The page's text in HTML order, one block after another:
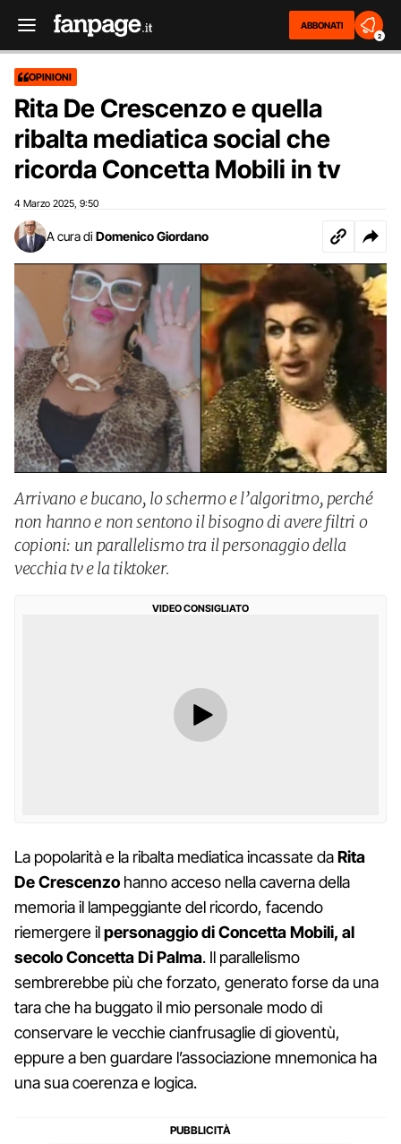
ABBONATI
2
OPINIONI
Rita De Crescenzo e quella
ribalta mediatica social che
ricorda Concetta Mobili in tv
4 Marzo 2025 9:50
A cura di Domenico Giordano
Arrivano e bucano, lo schermo e l’algoritmo, perché
non hanno e non sentono il bisogno di avere filtri o
copioni: un parallelismo tra il personaggio della
vecchia tv e la tiktoker.
VIDEO CONSIGLIATO
La popolarità e la ribalta mediatica incassate daRita
De Crescenzo hanno acceso nella caverna della
memoria il lampeggiante del ricordo, facendo
riemergere ilpersonaggio di Concetta Mobili, al
secolo Concetta Di Palma. Il parallelismo
sembrerebbe più che forzato, generato forse da una
tara che ha buggato il mio personale modo di
conservare le vecchie cianfrusaglie di gioventù,
eppure a ben guardare l’associazione mnemonica ha
una sua coerenza e logica.